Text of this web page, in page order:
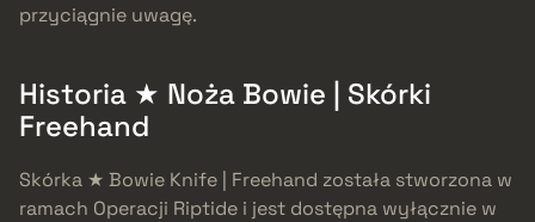
przyciągnie uwagę.
Historia ★ Noża Bowie | Skórki
Freehand
Skórka ★ Bowie Knife | Freehand została stworzona w
ramach Operacji Riptide i jest dostępna wyłącznie w